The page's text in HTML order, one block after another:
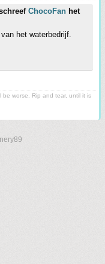
ChocoFan het
het waterbedrijf.
be worse. Rip and tear, until it is